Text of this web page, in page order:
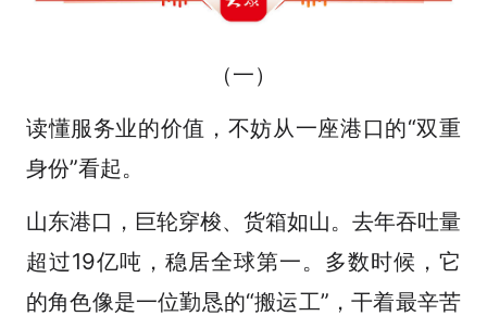
（一）
读懂服务业的价值，不妨从一座港口的“双重
身份”看起。
山东港口，巨轮穿梭、货箱如山。去年吞吐量
超过19亿吨，稳居全球第一。多数时候，它
的角色像是一位勤恳的“搬运工”，干着最辛苦